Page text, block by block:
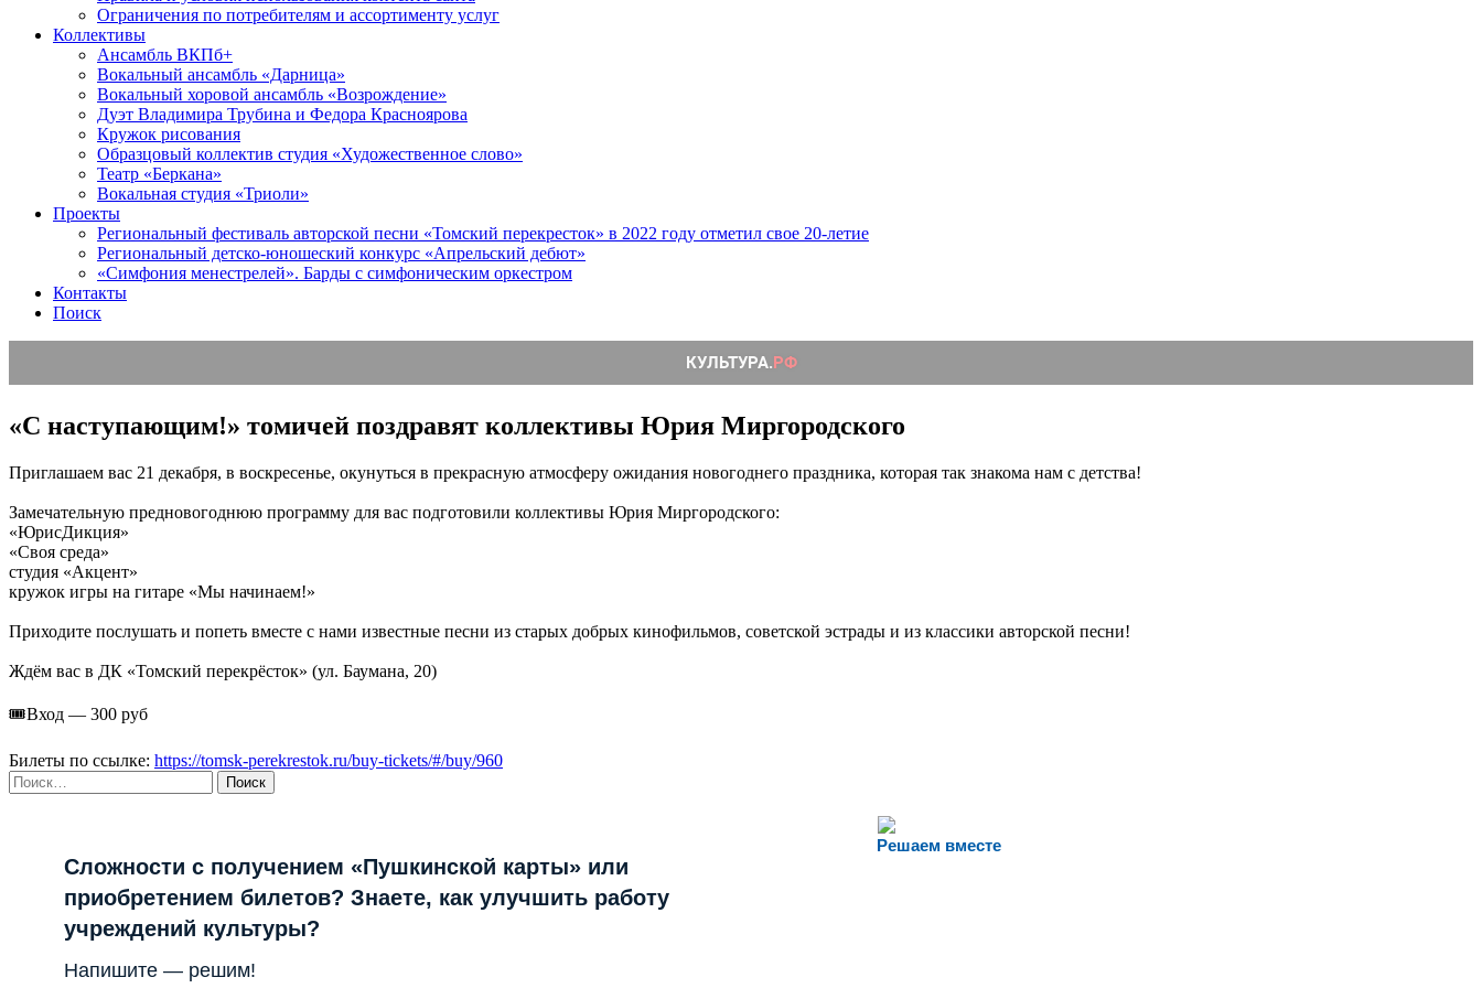
Ограничения по потребителям и ассортименту услуг
Коллективы
Ансамбль ВКПб+
Вокальный ансамбль «Дарница»
Вокальный хоровой ансамбль «Возрождение»
Дуэт Владимира Трубина и Федора Красноярова
Кружок рисования
Образцовый коллектив студия «Художественное слово»
Театр «Беркана»
Вокальная студия «Триоли»
Проекты
Региональный фестиваль авторской песни «Томский перекресток» в 2022 году отметил свое 20-летие
Региональный детско-юношеский конкурс «Апрельский дебют»
«Симфония менестрелей». Барды с симфоническим оркестром
Контакты
Поиск
«С наступающим!» томичей поздравят коллективы Юрия Миргородского
Приглашаем вас 21 декабря, в воскресенье, окунуться в прекрасную атмосферу ожидания новогоднего праздника, которая так знакома нам с детства!
Замечательную предновогоднюю программу для вас подготовили коллективы Юрия Миргородского:
«ЮрисДикция»
«Своя среда»
студия «Акцент»
кружок игры на гитаре «Мы начинаем!»
Приходите послушать и попеть вместе с нами известные песни из старых добрых кинофильмов, советской эстрады и из классики авторской песни!
Ждём вас в ДК «Томский перекрёсток» (ул. Баумана, 20)
🎟️Вход — 300 руб
Билеты по ссылке: https://tomsk-perekrestok.ru/buy-tickets/#/buy/960
Найти:
Решаем вместе
Сложности с получением «Пушкинской карты» или
приобретением билетов? Знаете, как улучшить работу
учреждений культуры?
Напишите — решим!